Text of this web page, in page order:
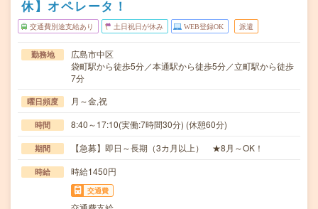
休】オペレータ！
交通費別途支給あり 土日祝日が休み WEB登録OK 派遣
勤務地
広島市中区
袋町駅から徒歩5分／本通駅から徒歩5分／立町駅から徒歩
7分
曜日頻度 月～金,祝
時間 8:40～17:10(実働:7時間30分) (休憩60分)
期間 【急募】即日～長期（3カ月以上） ★8月～OK！
時給 時給1450円
交通費